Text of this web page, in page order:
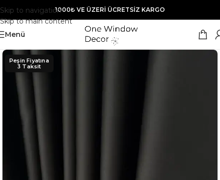
Skip to navigation
Skip to main content
1000₺ VE ÜZERİ ÜCRETSİZ KARGO
Menü